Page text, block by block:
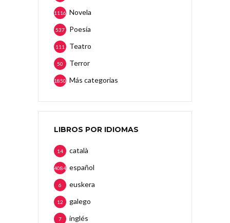
Novela
1116
Poesía
537
Teatro
111
Terror
50
Más categorias
1850
LIBROS POR IDIOMAS
català
14
español
4084
euskera
6
galego
12
inglés
7